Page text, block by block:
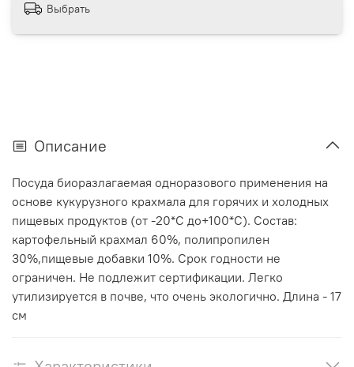
Выбрать
Описание
Посуда биоразлагаемая одноразового применения на
основе кукурузного крахмала для горячих и холодных
пищевых продуктов (от -20*С до+100*С). Состав:
картофельный крахмал 60%, полипропилен
30%,пищевые добавки 10%. Срок годности не
ограничен. Не подлежит сертификации. Легко
утилизируется в почве, что очень экологично. Длина - 17
см